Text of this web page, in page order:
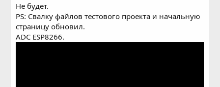
Не будет.
PS: Свалку файлов тестового проекта и начальную
страницу обновил.
ADC ESP8266.